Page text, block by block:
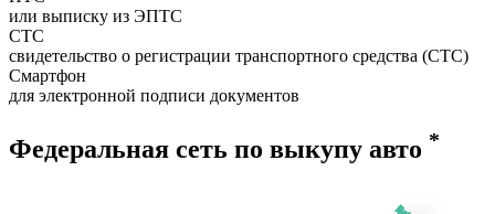
или выписку из ЭПТС
СТС
свидетельство о регистрации транспортного средства (СТС)
Смартфон
для электронной подписи документов
Федеральная сеть по выкупу авто *